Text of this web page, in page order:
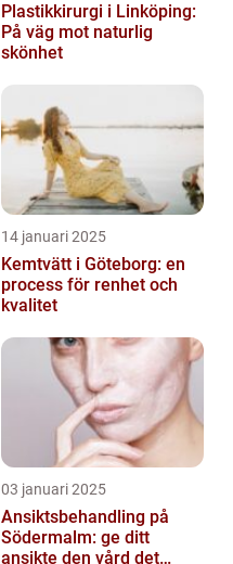
Plastikkirurgi i Linköping:
På väg mot naturlig
skönhet
14 januari 2025
Kemtvätt i Göteborg: en
process för renhet och
kvalitet
03 januari 2025
Ansiktsbehandling på
Södermalm: ge ditt
ansikte den vård det